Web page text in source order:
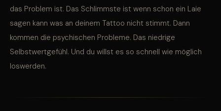
das Problem ist. Das Schlimmste ist wenn schon ein Laie
sagen kann was an deinem Tattoo nicht stimmt. Dann
kommen die psychischen Probleme. Das niedrige
Selbstwertgefühl. Und du willst es so schnell wie möglich
loswerden.